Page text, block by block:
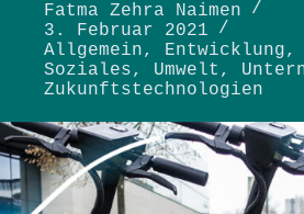
Fatma Zehra Naimen
3. Februar 2021
Allgemein, Entwicklung,
Soziales, Umwelt ,
Zukunftstechnologien